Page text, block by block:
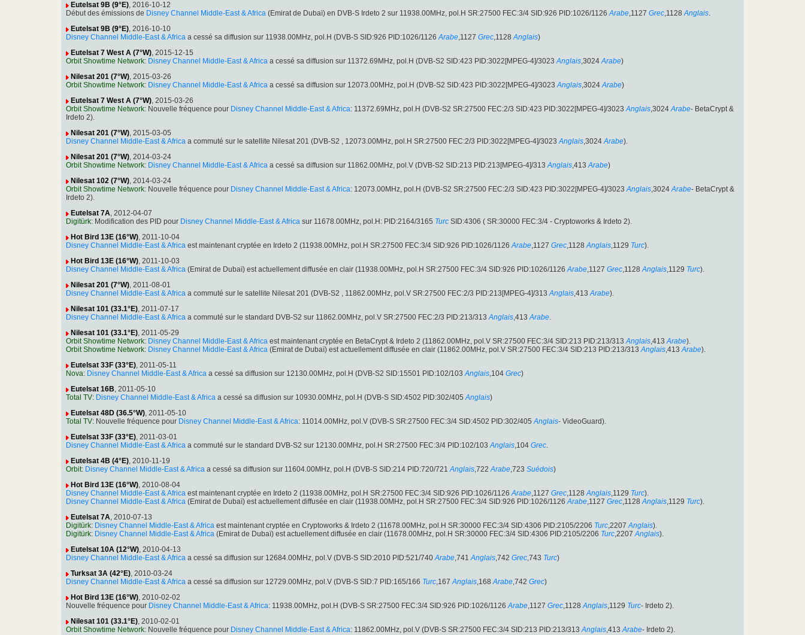
Eutelsat 9B (9°E), 2016-10-12
Début des émissions de Disney Channel Middle-East & Africa (Emirat de Dubaï) en DVB-S Irdeto 2 sur 11938.00MHz, pol.H SR:27500 FEC:3/4 SID:926 PID:1026/1126 Arabe,1127 Grec,1128 Anglais.
Eutelsat 9B (9°E), 2016-10-10
Disney Channel Middle-East & Africa a cessé sa diffusion sur 11938.00MHz, pol.H (DVB-S SID:926 PID:1026/1126 Arabe,1127 Grec,1128 Anglais)
Eutelsat 7 West A (7°W), 2015-12-15
Orbit Showtime Network: Disney Channel Middle-East & Africa a cessé sa diffusion sur 11372.69MHz, pol.H (DVB-S2 SID:423 PID:3022[MPEG-4]/3023 Anglais,3024 Arabe)
Nilesat 201 (7°W), 2015-03-26
Orbit Showtime Network: Disney Channel Middle-East & Africa a cessé sa diffusion sur 12073.00MHz, pol.H (DVB-S2 SID:423 PID:3022[MPEG-4]/3023 Anglais,3024 Arabe)
Eutelsat 7 West A (7°W), 2015-03-26
Orbit Showtime Network: Nouvelle fréquence pour Disney Channel Middle-East & Africa: 11372.69MHz, pol.H (DVB-S2 SR:27500 FEC:2/3 SID:423 PID:3022[MPEG-4]/3023 Anglais,3024 Arabe- BetaCrypt &
Irdeto 2).
Nilesat 201 (7°W), 2015-03-05
Disney Channel Middle-East & Africa a commuté sur le satellite Nilesat 201 (DVB-S2 , 12073.00MHz, pol.H SR:27500 FEC:2/3 PID:3022[MPEG-4]/3023 Anglais,3024 Arabe).
Nilesat 201 (7°W), 2014-03-24
Orbit Showtime Network: Disney Channel Middle-East & Africa a cessé sa diffusion sur 11862.00MHz, pol.V (DVB-S2 SID:213 PID:213[MPEG-4]/313 Anglais,413 Arabe)
Nilesat 102 (7°W), 2014-03-24
Orbit Showtime Network: Nouvelle fréquence pour Disney Channel Middle-East & Africa: 12073.00MHz, pol.H (DVB-S2 SR:27500 FEC:2/3 SID:423 PID:3022[MPEG-4]/3023 Anglais,3024 Arabe- BetaCrypt &
Irdeto 2).
Eutelsat 7A, 2012-04-07
Digitürk: Modification des PID pour Disney Channel Middle-East & Africa sur 11678.00MHz, pol.H: PID:2164/3165 Turc SID:4306 ( SR:30000 FEC:3/4 - Cryptoworks & Irdeto 2).
Hot Bird 13E (16°W), 2011-10-04
Disney Channel Middle-East & Africa est maintenant cryptée en Irdeto 2 (11938.00MHz, pol.H SR:27500 FEC:3/4 SID:926 PID:1026/1126 Arabe,1127 Grec,1128 Anglais,1129 Turc).
Hot Bird 13E (16°W), 2011-10-03
Disney Channel Middle-East & Africa (Emirat de Dubaï) est actuellement diffusée en clair (11938.00MHz, pol.H SR:27500 FEC:3/4 SID:926 PID:1026/1126 Arabe,1127 Grec,1128 Anglais,1129 Turc).
Nilesat 201 (7°W), 2011-08-01
Disney Channel Middle-East & Africa a commuté sur le satellite Nilesat 201 (DVB-S2 , 11862.00MHz, pol.V SR:27500 FEC:2/3 PID:213[MPEG-4]/313 Anglais,413 Arabe).
Nilesat 101 (33.1°E), 2011-07-17
Disney Channel Middle-East & Africa a commuté sur le standard DVB-S2 sur 11862.00MHz, pol.V SR:27500 FEC:2/3 PID:213/313 Anglais,413 Arabe.
Nilesat 101 (33.1°E), 2011-05-29
Orbit Showtime Network: Disney Channel Middle-East & Africa est maintenant cryptée en BetaCrypt & Irdeto 2 (11862.00MHz, pol.V SR:27500 FEC:3/4 SID:213 PID:213/313 Anglais,413 Arabe).
Orbit Showtime Network: Disney Channel Middle-East & Africa (Emirat de Dubaï) est actuellement diffusée en clair (11862.00MHz, pol.V SR:27500 FEC:3/4 SID:213 PID:213/313 Anglais,413 Arabe).
Eutelsat 33F (33°E), 2011-05-11
Nova: Disney Channel Middle-East & Africa a cessé sa diffusion sur 12130.00MHz, pol.H (DVB-S2 SID:15501 PID:102/103 Anglais,104 Grec)
Eutelsat 16B, 2011-05-10
Total TV: Disney Channel Middle-East & Africa a cessé sa diffusion sur 10930.00MHz, pol.H (DVB-S SID:4502 PID:302/405 Anglais)
Eutelsat 48D (36.5°W), 2011-05-10
Total TV: Nouvelle fréquence pour Disney Channel Middle-East & Africa: 11014.00MHz, pol.V (DVB-S SR:27500 FEC:3/4 SID:4502 PID:302/405 Anglais- VideoGuard).
Eutelsat 33F (33°E), 2011-03-01
Disney Channel Middle-East & Africa a commuté sur le standard DVB-S2 sur 12130.00MHz, pol.H SR:27500 FEC:3/4 PID:102/103 Anglais,104 Grec.
Eutelsat 4B (4°E), 2010-11-19
Orbit: Disney Channel Middle-East & Africa a cessé sa diffusion sur 11604.00MHz, pol.H (DVB-S SID:214 PID:720/721 Anglais,722 Arabe,723 Suédois)
Hot Bird 13E (16°W), 2010-08-04
Disney Channel Middle-East & Africa est maintenant cryptée en Irdeto 2 (11938.00MHz, pol.H SR:27500 FEC:3/4 SID:926 PID:1026/1126 Arabe,1127 Grec,1128 Anglais,1129 Turc).
Disney Channel Middle-East & Africa (Emirat de Dubaï) est actuellement diffusée en clair (11938.00MHz, pol.H SR:27500 FEC:3/4 SID:926 PID:1026/1126 Arabe,1127 Grec,1128 Anglais,1129 Turc).
Eutelsat 7A, 2010-07-13
Digitürk: Disney Channel Middle-East & Africa est maintenant cryptée en Cryptoworks & Irdeto 2 (11678.00MHz, pol.H SR:30000 FEC:3/4 SID:4306 PID:2105/2206 Turc,2207 Anglais).
Digitürk: Disney Channel Middle-East & Africa (Emirat de Dubaï) est actuellement diffusée en clair (11678.00MHz, pol.H SR:30000 FEC:3/4 SID:4306 PID:2105/2206 Turc,2207 Anglais).
Eutelsat 10A (12°W), 2010-04-13
Disney Channel Middle-East & Africa a cessé sa diffusion sur 12684.00MHz, pol.V (DVB-S SID:2010 PID:521/740 Arabe,741 Anglais,742 Grec,743 Turc)
Turksat 3A (42°E), 2010-03-24
Disney Channel Middle-East & Africa a cessé sa diffusion sur 12729.00MHz, pol.V (DVB-S SID:7 PID:165/166 Turc,167 Anglais,168 Arabe,742 Grec)
Hot Bird 13E (16°W), 2010-02-02
Nouvelle fréquence pour Disney Channel Middle-East & Africa: 11938.00MHz, pol.H (DVB-S SR:27500 FEC:3/4 SID:926 PID:1026/1126 Arabe,1127 Grec,1128 Anglais,1129 Turc- Irdeto 2).
Nilesat 101 (33.1°E), 2010-02-01
Orbit Showtime Network: Nouvelle fréquence pour Disney Channel Middle-East & Africa: 11862.00MHz, pol.V (DVB-S SR:27500 FEC:3/4 SID:213 PID:213/313 Anglais,413 Arabe- Irdeto 2).